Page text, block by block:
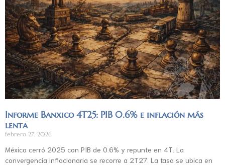
Informe Banxico 4T25: PIB 0.6% e inflación más
lenta
febrero 27, 2026
México cerró 2025 con PIB de 0.6% y repunte en 4T. La
convergencia inflacionaria se recorre a 2T27. La tasa se ubica en